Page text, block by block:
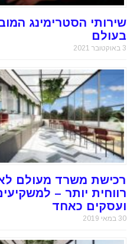
שירותי הסטרימינג
בעולם
3 באוקטובר 2021
רכישת משרד מעולם
רווחית יותר –
ועסקים כאחד
30 במאי 2019